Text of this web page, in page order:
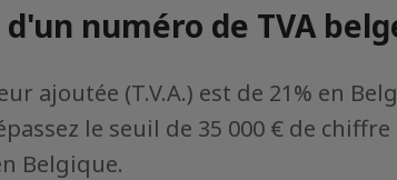
numéro de TVA
ajoutée (T.V.A.) est de 21% en
le seuil de 35 000 € de
Belgique.